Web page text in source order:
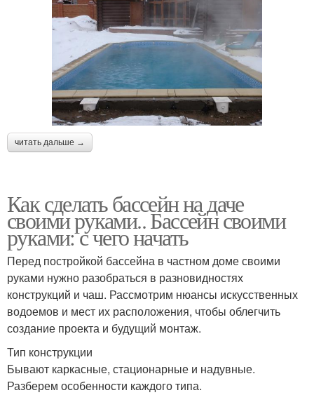
читать дальше →
Как сделать бассейн на даче
своими руками.. Бассейн своими
руками: с чего начать
Перед постройкой бассейна в частном доме своими
руками нужно разобраться в разновидностях
конструкций и чаш. Рассмотрим нюансы искусственных
водоемов и мест их расположения, чтобы облегчить
создание проекта и будущий монтаж.
Тип конструкции
Бывают каркасные, стационарные и надувные.
Разберем особенности каждого типа.